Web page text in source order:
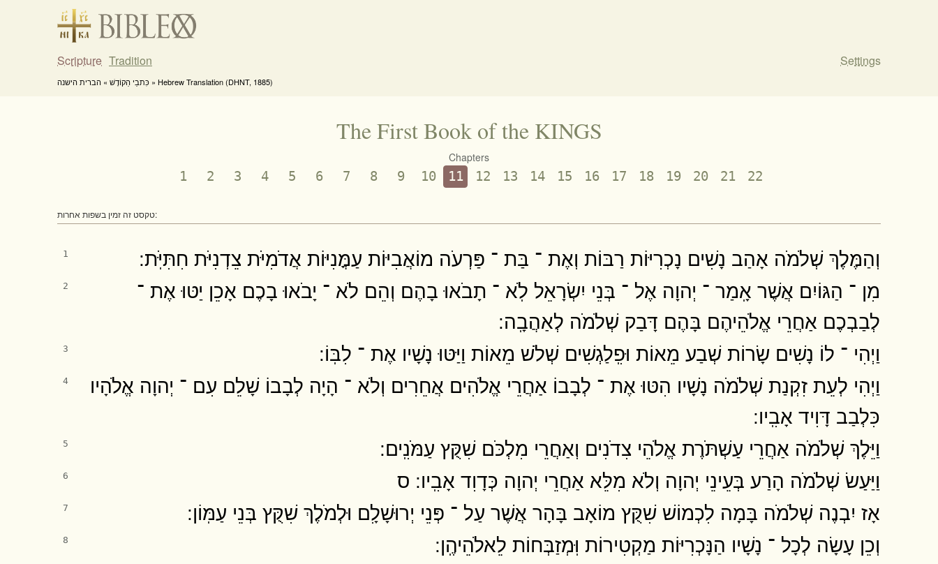
Scripture Tradition Settings
כִּתבֵי הַקוֹדֶשׁ » הברית הישנה » Hebrew Translation (DHNT, 1885)
The First Book of the KINGS
Chapters
1 2 3 4 5 6 7 8 9 10 11 12 13 14 15 16 17 18 19 20 21 22
טקסט זה זמין בשפות אחרות:
1 וְהַמֶּלֶךְ שְׁלֹמֹה אָהַב נָשִׁים נָכְרִיּוֹת רַבּוֹת וְאֶת ־ בַּת ־ פַּרְעֹה מוֹאֲבִיּוֹת עַמֳּנִיּוֹת אֲדֹמִיֹּת צֵדְנִיֹּת חִתִּיֹּֽת ׃
2
מִן ־ הַגּוֹיִם אֲשֶׁר אָֽמַר ־ יְהוָה אֶל ־ בְּנֵי יִשְׂרָאֵל לֹֽא ־ תָבֹאוּ בָהֶם וְהֵם לֹא ־ יָבֹאוּ בָכֶם אָכֵן יַטּוּ אֶת ־
לְבַבְכֶם אַחֲרֵי אֱלֹהֵיהֶם בָּהֶם דָּבַק שְׁלֹמֹה לְאַהֲבָֽה ׃
3 וַיְהִי ־ לוֹ נָשִׁים שָׂרוֹת שְׁבַע מֵאוֹת וּפִֽלַגְשִׁים שְׁלֹשׁ מֵאוֹת וַיַּטּוּ נָשָׁיו אֶת ־ לִבּֽוֹ ׃
4
וַיְהִי לְעֵת זִקְנַת שְׁלֹמֹה נָשָׁיו הִטּוּ אֶת ־ לְבָבוֹ אַחֲרֵי אֱלֹהִים אֲחֵרִים וְלֹא ־ הָיָה לְבָבוֹ שָׁלֵם עִם ־ יְהוָה אֱלֹהָיו
כִּלְבַב דָּוִיד אָבִֽיו ׃
5 וַיֵּלֶךְ שְׁלֹמֹה אַחֲרֵי עַשְׁתֹּרֶת אֱלֹהֵי צִדֹנִים וְאַחֲרֵי מִלְכֹּם שִׁקֻּץ עַמֹּנִֽים ׃
6 וַיַּעַשׂ שְׁלֹמֹה הָרַע בְּעֵינֵי יְהוָה וְלֹא מִלֵּא אַחֲרֵי יְהוָה כְּדָוִד אָבִֽיו ׃ ס
7 אָז יִבְנֶה שְׁלֹמֹה בָּמָה לִכְמוֹשׁ שִׁקֻּץ מוֹאָב בָּהָר אֲשֶׁר עַל ־ פְּנֵי יְרוּשָׁלִָם וּלְמֹלֶךְ שִׁקֻּץ בְּנֵי עַמּֽוֹן ׃
8 וְכֵן עָשָׂה לְכָל ־ נָשָׁיו הַנָּכְרִיּוֹת מַקְטִירוֹת וּֽמְזַבְּחוֹת לֵאלֹהֵיהֶֽן ׃